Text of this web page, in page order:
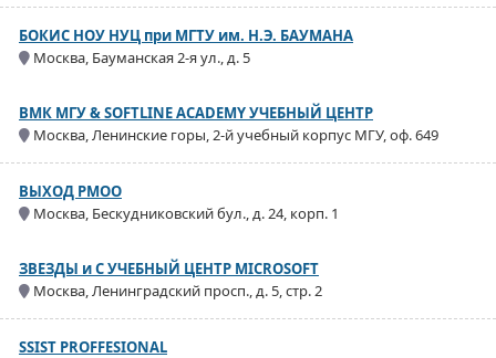
БОКИС НОУ НУЦ при МГТУ им. Н.Э. БАУМАНА
Москва, Бауманская 2-я ул., д. 5
ВМК МГУ & SOFTLINE ACADEMY УЧЕБНЫЙ ЦЕНТР
Москва, Ленинские горы, 2-й учебный корпус МГУ, оф. 649
ВЫХОД РМОО
Москва, Бескудниковский бул., д. 24, корп. 1
ЗВЕЗДЫ и С УЧЕБНЫЙ ЦЕНТР MICROSOFT
Москва, Ленинградский просп., д. 5, стр. 2
SSIST PROFFESIONAL